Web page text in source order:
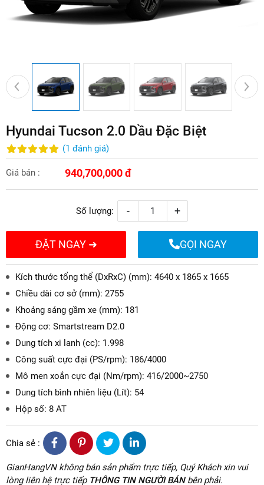
Hyundai Tucson 2.0 Dầu Đặc Biệt
(1 đánh giá)
Giá bán : 940,700,000 đ
Số lượng: - +
ĐẶT NGAY ➜ GỌI NGAY
Kích thước tổng thể (DxRxC) (mm): 4640 x 1865 x 1665
Chiều dài cơ sở (mm): 2755
Khoảng sáng gầm xe (mm): 181
Động cơ: Smartstream D2.0
Dung tích xi lanh (cc): 1.998
Công suất cực đại (PS/rpm): 186/4000
Mô men xoắn cực đại (Nm/rpm): 416/2000~2750
Dung tích bình nhiên liệu (Lít): 54
Hộp số: 8 AT
Chia sẻ :
GianHangVN không bán sản phẩm trực tiếp, Quý Khách xin vui
lòng liên hệ trực tiếp THÔNG TIN NGƯỜI BÁNbên phải.